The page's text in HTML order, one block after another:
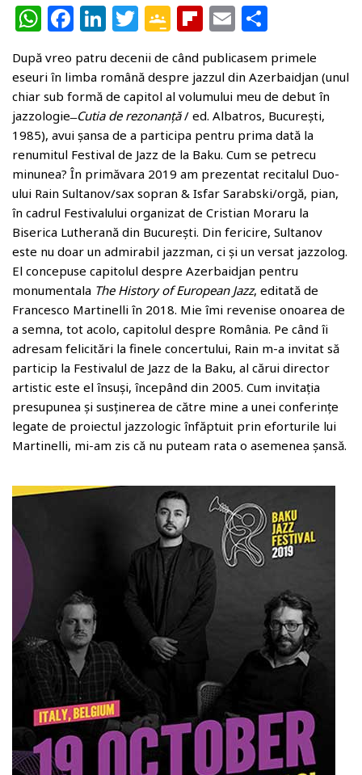
W
at
s
A
p
p
F
c
e
b
o
o
k
Li
n
k
e
dI
n
T
w
itt
e
r
G
o
o
gl
e
Cl
a
ss
r
o
o
m
Fl
ip
b
o
ar
d
E
ai
l
ar
ta
je
az
ă
După vreo patru decenii de când publicasem primele
eseuri în limba română despre jazzul din Azerbaidjan (unul
chiar sub formă de capitol al volumului meu de debut în
jazzologie ̶Cutia de rezonanță/ ed. Albatros, București,
1985), avui șansa de a participa pentru prima dată la
renumitul Festival de Jazz de la Baku. Cum se petrecu
minunea? În primăvara 2019 am prezentat recitalul Duo-
ului Rain Sultanov/sax sopran & Isfar Sarabski/orgă, pian,
în cadrul Festivalului organizat de Cristian Moraru la
Biserica Lutherană din București. Din fericire, Sultanov
este nu doar un admirabil jazzman, ci și un versat jazzolog.
El concepuse capitolul despre Azerbaidjan pentru
monumentala The History of European Jazz, editată de
Francesco Martinelli în 2018. Mie îmi revenise onoarea de
a semna, tot acolo, capitolul despre România. Pe când îi
adresam felicitări la finele concertului, Rain m-a invitat să
particip la Festivalul de Jazz de la Baku, al cărui director
artistic este el însuși, începând din 2005. Cum invitația
presupunea și susținerea de către mine a unei conferințe
legate de proiectul jazzologic înfăptuit prin eforturile lui
Martinelli, mi-am zis că nu puteam rata o asemenea șansă.